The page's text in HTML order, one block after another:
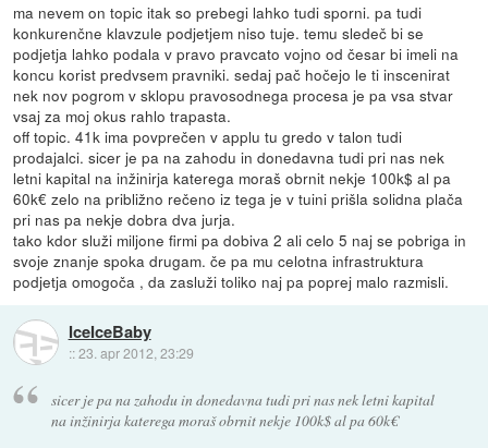
ma nevem on topic itak so prebegi lahko tudi sporni. pa tudi
konkurenčne klavzule podjetjem niso tuje. temu sledeč bi se
podjetja lahko podala v pravo pravcato vojno od česar bi imeli na
koncu korist predvsem pravniki. sedaj pač hočejo le ti inscenirat
nek nov pogrom v sklopu pravosodnega procesa je pa vsa stvar
vsaj za moj okus rahlo trapasta.
off topic. 41k ima povprečen v applu tu gredo v talon tudi
prodajalci. sicer je pa na zahodu in donedavna tudi pri nas nek
letni kapital na inžinirja katerega moraš obrnit nekje 100k$ al pa
60k€ zelo na približno rečeno iz tega je v tuini prišla solidna plača
pri nas pa nekje dobra dva jurja.
tako kdor služi miljone firmi pa dobiva 2 ali celo 5 naj se pobriga in
svoje znanje spoka drugam. če pa mu celotna infrastruktura
podjetja omogoča , da zasluži toliko naj pa poprej malo razmisli.
IceIceBaby
::23. apr 2012, 23:29
sicer je pa na zahodu in donedavna tudi pri nas nek letni kapital
na inžinirja katerega moraš obrnit nekje 100k$ al pa 60k€